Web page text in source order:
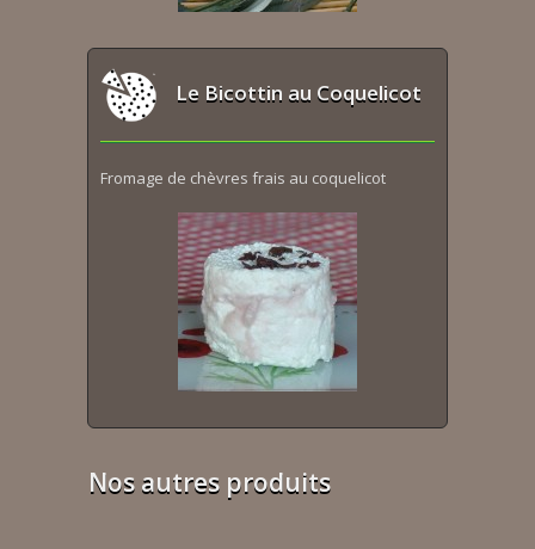
Le Bicottin au Coquelicot
Fromage de chèvres frais au coquelicot
Nos autres produits